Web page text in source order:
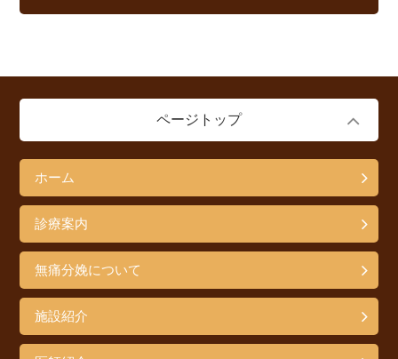
ページトップ
ホーム
診療案内
無痛分娩について
施設紹介